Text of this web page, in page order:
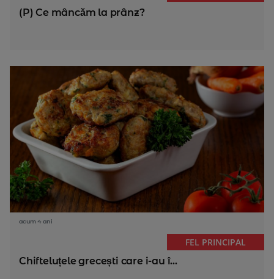
(P) Ce mâncăm la prânz?
acum 4 ani
FEL PRINCIPAL
Chifteluțele grecești care i-au î...